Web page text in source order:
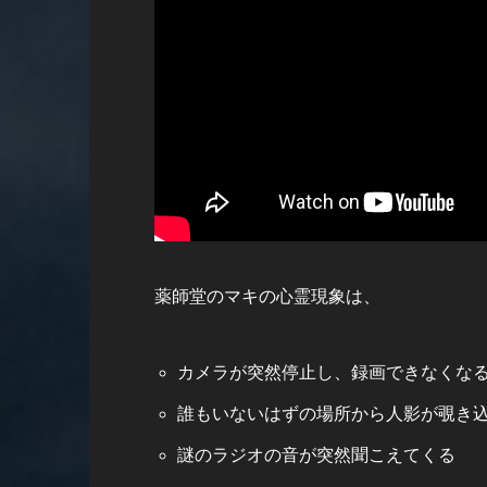
薬師堂のマキの心霊現象は、
カメラが突然停止し、録画できなくな
誰もいないはずの場所から人影が覗き
謎のラジオの音が突然聞こえてくる